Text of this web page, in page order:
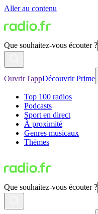
Aller au contenu
Que souhaitez-vous écouter ?
Ouvrir l'appDécouvrir Prime
Top 100 radios
Podcasts
Sport en direct
À proximité
Genres musicaux
Thèmes
Que souhaitez-vous écouter ?